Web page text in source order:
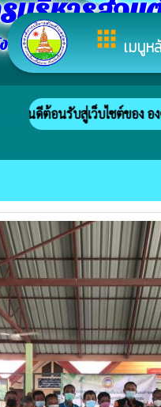
appsเมนูห
บริหารส่วน
วัดศรีสะเกษ
ดีต้อนรับสู่เว็บไซต์ของ องค์กา